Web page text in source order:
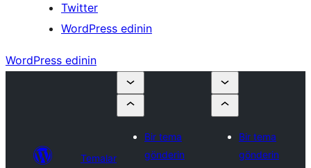
Twitter
WordPress edinin
WordPress edinin
Temalar
Bir tema
gönderin
Bir tema
gönderin